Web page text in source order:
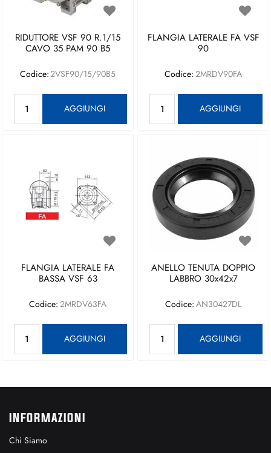
RIDUTTORE VSF 90 R.1/15
CAVO 35 PAM 90 B5
Codice:2VSF90/15/90B5
AGGIUNGI
FLANGIA LATERALE FA VSF
90
Codice: 2MRDV90FA
AGGIUNGI
FLANGIA LATERALE FA
BASSA VSF 63
Codice: 2MRDV63FA
AGGIUNGI
ANELLO TENUTA DOPPIO
LABBRO 30x42x7
Codice: AN30427DL
AGGIUNGI
INFORMAZIONI
Chi Siamo